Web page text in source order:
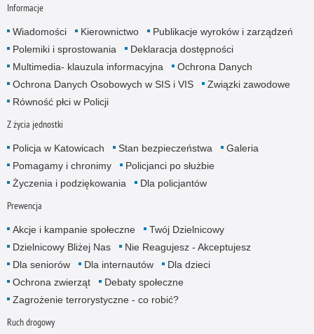
Informacje
Wiadomości Kierownictwo
Publikacje wyroków i zarządzeń
Polemiki i sprostowania
Deklaracja dostępności
Multimedia- klauzula informacyjna
Ochrona Danych
Ochrona Danych Osobowych w SIS i VIS
Związki zawodowe
Równość płci w Policji
Z życia jednostki
Policja w Katowicach Stan bezpieczeństwa
Galeria
Pomagamy i chronimy
Policjanci po służbie
Życzenia i podziękowania
Dla policjantów
Prewencja
Akcje i kampanie społeczne
Twój Dzielnicowy
Dzielnicowy Bliżej Nas
Nie Reagujesz - Akceptujesz
Dla seniorów
Dla internautów
Dla dzieci
Ochrona zwierząt
Debaty społeczne
Zagrożenie terrorystyczne - co robić?
Ruch drogowy